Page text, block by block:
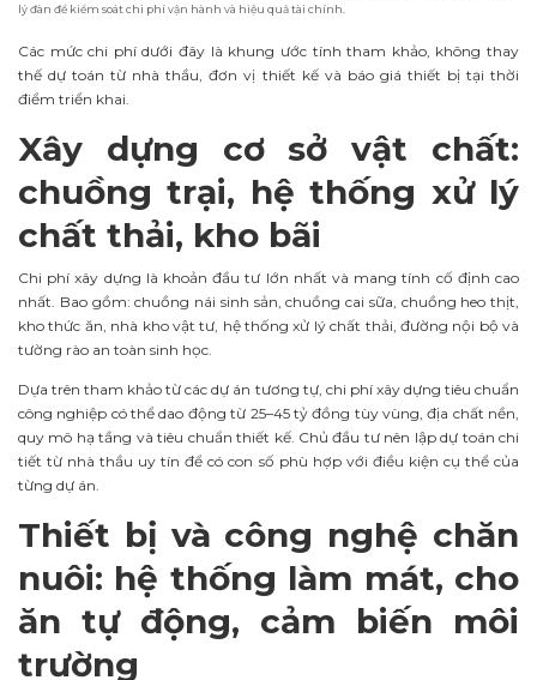
lý đàn để kiểm soát chi phí vận hành và hiệu quả tài chính.
Các mức chi phí dưới đây là khung ước tính tham khảo, không thay
thế dự toán từ nhà thầu, đơn vị thiết kế và báo giá thiết bị tại thời
điểm triển khai.
Xây dựng cơ sở vật chất:
chuồng trại, hệ thống xử lý
chất thải, kho bãi
Chi phí xây dựng là khoản đầu tư lớn nhất và mang tính cố định cao
nhất. Bao gồm: chuồng nái sinh sản, chuồng cai sữa, chuồng heo thịt,
kho thức ăn, nhà kho vật tư, hệ thống xử lý chất thải, đường nội bộ và
tường rào an toàn sinh học.
Dựa trên tham khảo từ các dự án tương tự, chi phí xây dựng tiêu chuẩn
công nghiệp có thể dao động từ 25–45 tỷ đồng tùy vùng, địa chất nền,
quy mô hạ tầng và tiêu chuẩn thiết kế. Chủ đầu tư nên lập dự toán chi
tiết từ nhà thầu uy tín để có con số phù hợp với điều kiện cụ thể của
từng dự án.
Thiết bị và công nghệ chăn
nuôi: hệ thống làm mát, cho
ăn tự động, cảm biến môi
trường